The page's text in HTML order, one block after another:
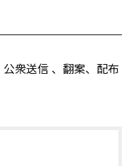
衆送信 、翻案、配布